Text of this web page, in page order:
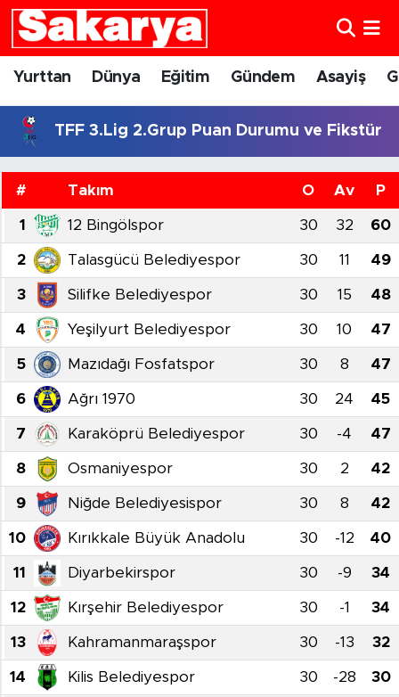
Yurttan Dünya Eğitim Gündem Asayiş
TFF 3.Lig 2.Grup Puan Durumu ve Fikstür
# Takım O Av P
1 12 Bingölspor 30 32 60
2 Talasgücü Belediyespor 30 11 49
3 Silifke Belediyespor 30 15 48
4 Yeşilyurt Belediyespor 30 10 47
5 Mazıdağı Fosfatspor 30 8 47
6 Ağrı 1970 30 24 45
7 Karaköprü Belediyespor 30 -4 47
8 Osmaniyespor 30 2 42
9 Niğde Belediyesispor 30 8 42
10 Kırıkkale Büyük Anadolu 30 -12 40
11 Diyarbekirspor 30 -9 34
12 Kırşehir Belediyespor 30 -1 34
13 Kahramanmaraşspor 30 -13 32
14 Kilis Belediyespor 30 -28 30
Yurttan
Eğitim
Eskişehirspor
Spor
Sağlık
Kültür Sanat
Tarihçe
Resmi İlanlar
Söyleşi
Foto Şaka
Teknoloji
Politika
Eskişehir Nöbetçi Eczaneler
Eskişehir Namaz Vakitleri
Süper Lig Puan Durumu ve Fikstür
Tüm Manşetler
Son Dakika Haberleri
Haber Arşivi